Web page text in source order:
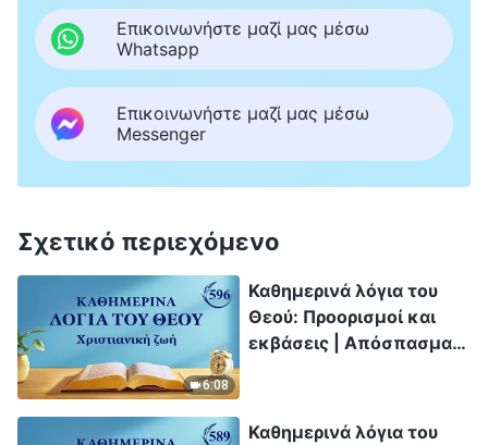
Επικοινωνήστε μαζί μας μέσω
Whatsapp
Επικοινωνήστε μαζί μας μέσω
Messenger
Σχετικό περιεχόμενο
6:08
Καθημερινά λόγια του
Θεού: Προορισμοί και
εκβάσεις | Απόσπασμα
Καθημερινά λόγια του